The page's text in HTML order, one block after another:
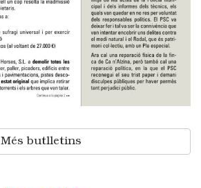
Més butlletins